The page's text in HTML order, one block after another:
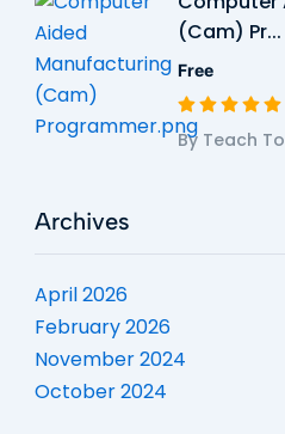
(Cam) Pr...
Free
By Teach
Archives
April 2026
February 2026
November 2024
October 2024